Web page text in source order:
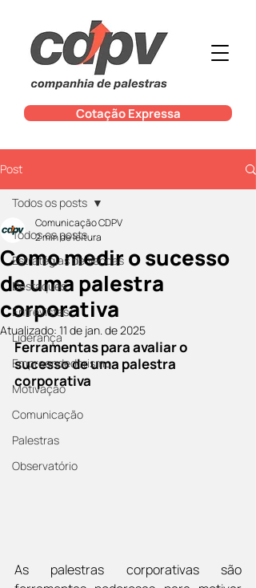
Cotação Expressa
Post
Todos os posts
Estratégias de Vendas
Destaques
Entrevistas
Liderança
Empreendedorismo
Motivação
Comunicação
Palestras
Observatório
Todos os posts
Como medir o sucesso
de uma palestra
corporativa
Comunicação CDPV
2 min de leitura
Atualizado: 11 de jan. de 2025
Ferramentas para avaliar o
sucesso de uma palestra
corporativa
As palestras corporativas são